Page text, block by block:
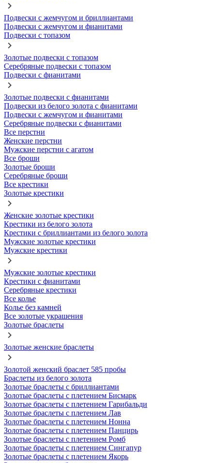
Подвески с жемчугом и бриллиантами
Подвески с жемчугом и фианитами
Подвески с топазом
Золотые подвески с топазом
Серебряные подвески с топазом
Подвески с фианитами
Золотые подвески с фианитами
Подвески из белого золота с фианитами
Подвески с жемчугом и фианитами
Серебряные подвески с фианитами
Все перстни
Женские перстни
Мужские перстни с агатом
Все броши
Золотые броши
Серебряные броши
Все крестики
Золотые крестики
Женские золотые крестики
Крестики из белого золота
Крестики с бриллиантами из белого золота
Мужские золотые крестики
Мужские крестики
Мужские золотые крестики
Крестики с фианитами
Серебряные крестики
Все колье
Колье без камней
Все золотые украшения
Золотые браслеты
Золотые женские браслеты
Золотой женский браслет 585 пробы
Браслеты из белого золота
Золотые браслеты с бриллиантами
Золотые браслеты с плетением Бисмарк
Золотые браслеты с плетением Гарибальди
Золотые браслеты с плетением Лав
Золотые браслеты с плетением Нонна
Золотые браслеты с плетением Панцирь
Золотые браслеты с плетением Ромб
Золотые браслеты с плетением Сингапур
Золотые браслеты с плетением Якорь